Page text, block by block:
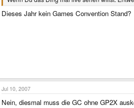
Dieses Jahr kein Games Convention Stand?
Jul 10, 2007
Nein, diesmal muss die GC ohne GP2X